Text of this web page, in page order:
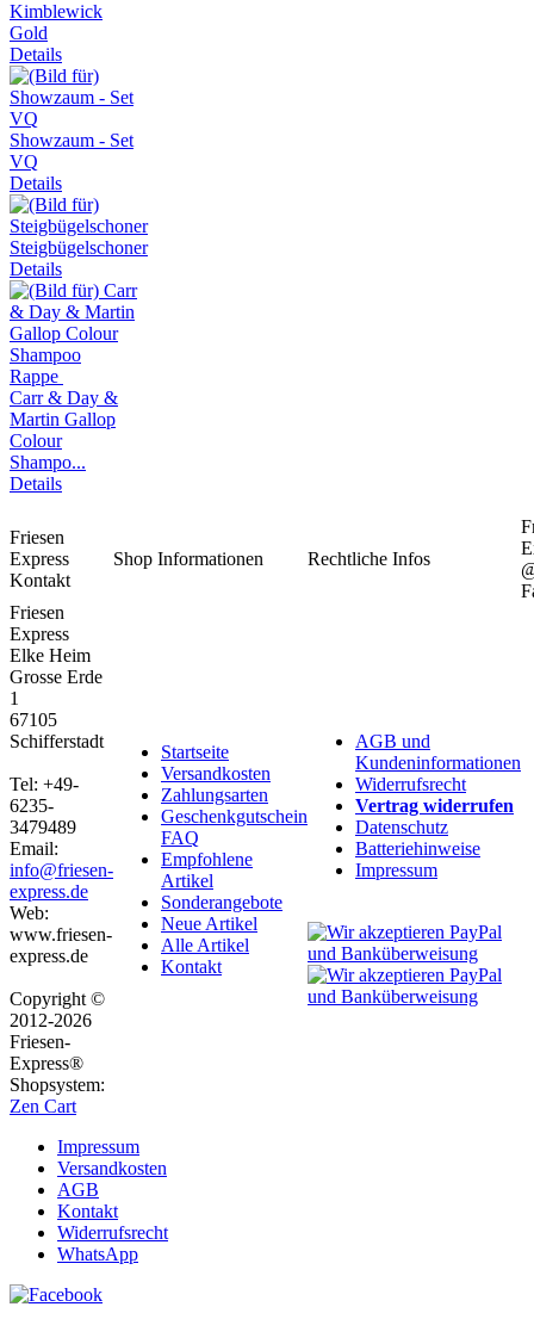
Kimblewick
Gold
Details
Showzaum - Set
VQ
Details
Steigbügelschoner
Details
Carr & Day &
Martin Gallop
Colour
Shampo...
Details
Friesen
Express
Kontakt
Shop Informationen Rechtliche Infos
Friesen
Express
Elke Heim
Grosse Erde
1
67105
Schifferstadt
Tel: +49-
6235-
3479489
Email:
info@friesen-
express.de
Web:
www.friesen-
express.de
Copyright ©
2012-2026
Friesen-
Express®
Shopsystem:
Zen Cart
Startseite
Versandkosten
Zahlungsarten
Geschenkgutschein
FAQ
Empfohlene
Artikel
Sonderangebote
Neue Artikel
Alle Artikel
Kontakt
AGB und
Kundeninformationen
Widerrufsrecht
Vertrag widerrufen
Datenschutz
Batteriehinweise
Impressum
Impressum
Versandkosten
AGB
Kontakt
Widerrufsrecht
WhatsApp